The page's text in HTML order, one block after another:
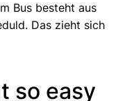
Bus besteht aus
Das zieht sich
so easy